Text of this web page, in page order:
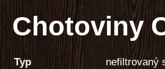
Chotoviny
Typ
nefiltrovaný